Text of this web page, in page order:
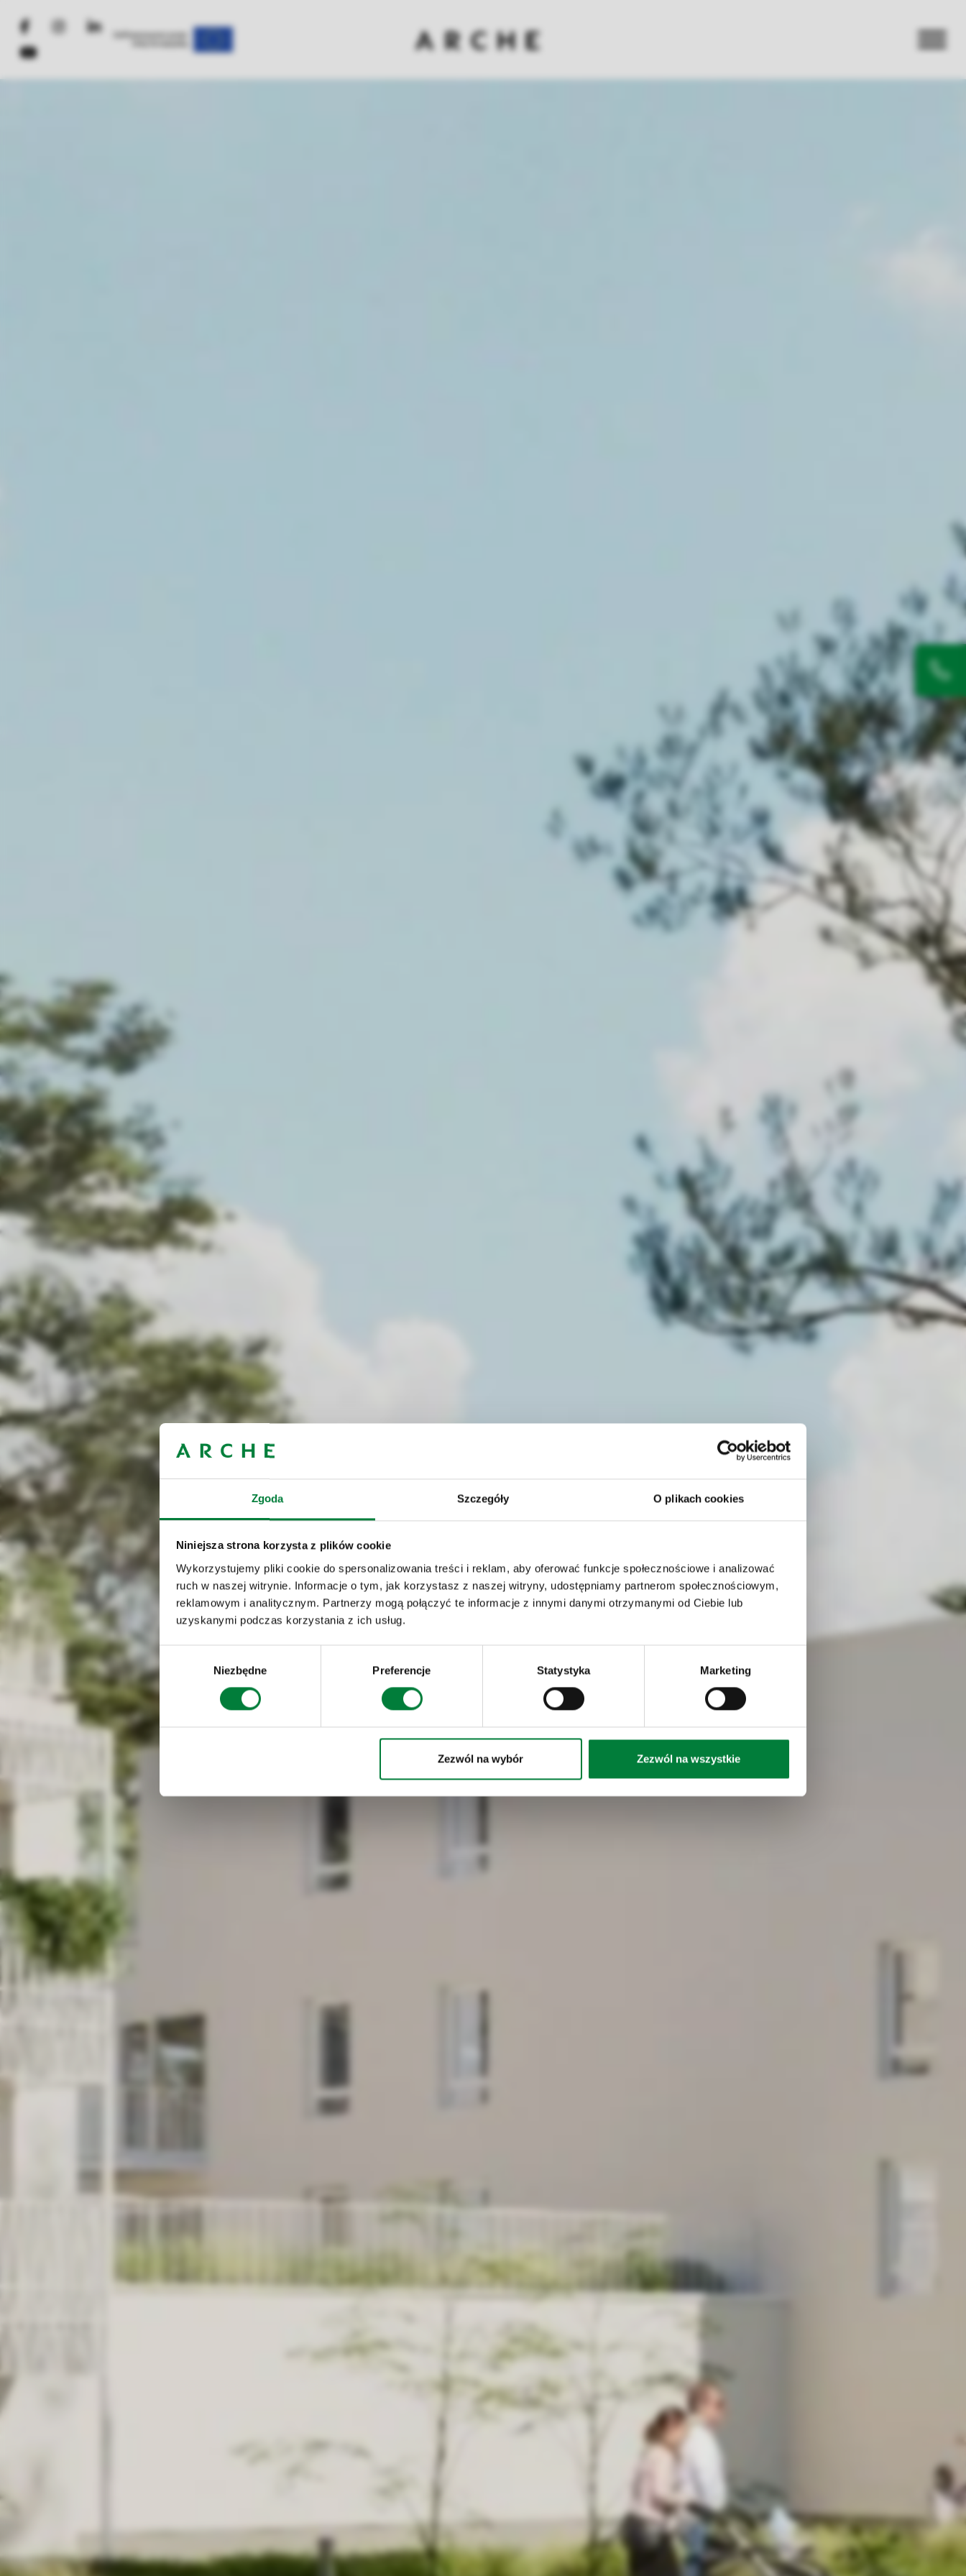
Zgoda Szczegóły O plikach cookies
Niniejsza strona korzysta z plików cookie
Wykorzystujemy pliki cookie do spersonalizowania treści i reklam, aby oferować funkcje społecznościowe i analizować
ruch w naszej witrynie. Informacje o tym, jak korzystasz z naszej witryny, udostępniamy partnerom społecznościowym,
reklamowym i analitycznym. Partnerzy mogą połączyć te informacje z innymi danymi otrzymanymi od Ciebie lub
uzyskanymi podczas korzystania z ich usług.
zgody
Niezbędne Preferencje Statystyka Marketing
Zezwól na wybór Zezwól na wszystkie